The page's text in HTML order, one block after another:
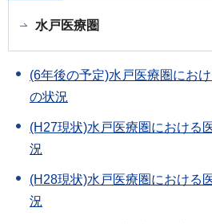
水戸医療圏
(6年後の予定)水戸医療圏にお
の状況
(H27現状)水戸医療圏における
況
(H28現状)水戸医療圏における
況